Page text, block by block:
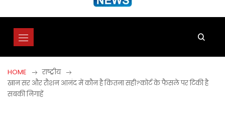
HOME
राष्ट्रीय
खान सर और रौशन आनंद में कौन है कितना सही?कोर्ट के फैसले पर टिकी है
सबकी निगाहें